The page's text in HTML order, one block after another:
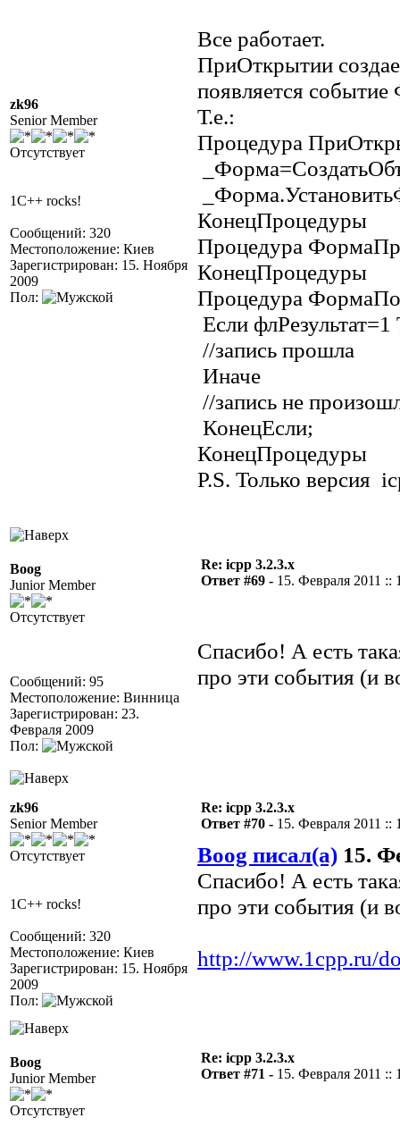
zk96
Senior Member
Отсутствует
1C++ rocks!
Сообщений: 320
Местоположение: Киев
Зарегистрирован: 15. Ноября
2009
Пол:
Все работает.
ПриОткрытии
появляется
Т.е.:
Процедура
КонецПроцедуры
Процедура
КонецПроцедуры
Процедура
Если флРезультат=1
//запись прошла
Иначе
//запись не
КонецЕсли;
КонецПроцедуры
P.S. Только версия
Boog
Junior Member
Отсутствует
Сообщений: 95
Местоположение: Винница
Зарегистрирован: 23.
Февраля 2009
Пол:
Re: icpp 3.2.3.x
Ответ #69 - 15. Февраля 2011 ::
Спасибо! А есть
про эти события (и
zk96
Senior Member
Отсутствует
1C++ rocks!
Сообщений: 320
Местоположение: Киев
Зарегистрирован: 15. Ноября
2009
Пол:
Re: icpp 3.2.3.x
Ответ #70 - 15. Февраля 2011 ::
Boog писал(а) 15.
Спасибо! А есть
про эти события (и
http://www.1cpp.ru/
Boog
Junior Member
Отсутствует
Re: icpp 3.2.3.x
Ответ #71 - 15. Февраля 2011 ::